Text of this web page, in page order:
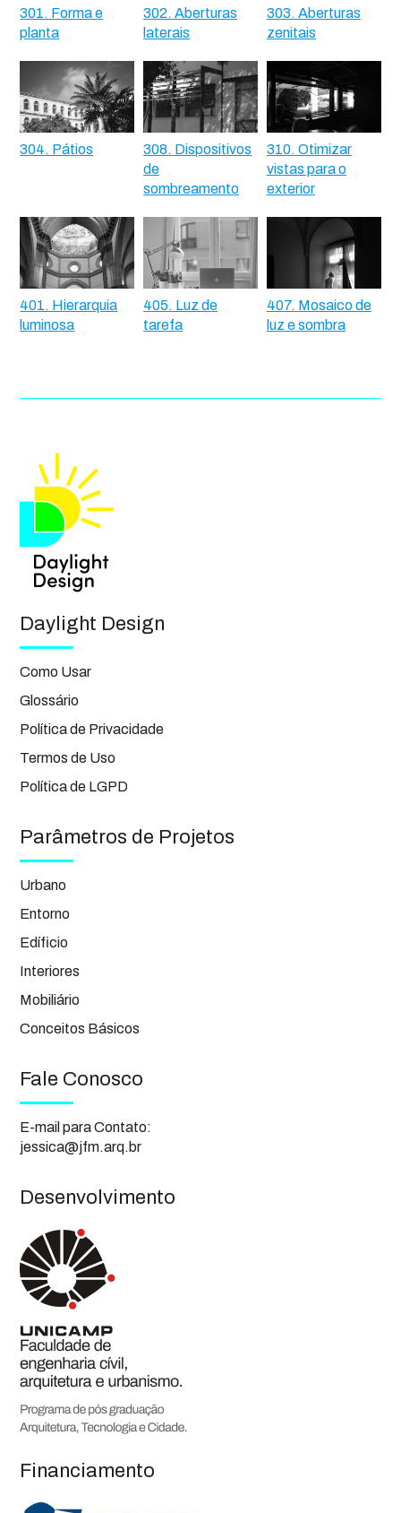
301. Forma e
planta
302. Aberturas
laterais
303. Aberturas
zenitais
304. Pátios
308. Dispositivos
de
sombreamento
310. Otimizar
vistas para o
exterior
401. Hierarquia
luminosa
405. Luz de
tarefa
407. Mosaico de
luz e sombra
Daylight Design
Como Usar
Glossário
Política de Privacidade
Termos de Uso
Política de LGPD
Parâmetros de Projetos
Urbano
Entorno
Edíficio
Interiores
Mobiliário
Conceitos Básicos
Fale Conosco
E-mail para Contato:
jessica@jfm.arq.br
Desenvolvimento
Financiamento